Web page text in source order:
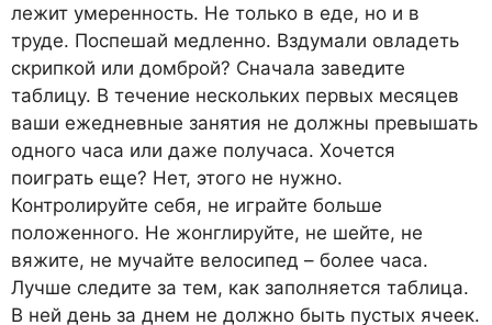
лежит умеренность. Не только в еде, но и в
труде. Поспешай медленно. Вздумали овладеть
скрипкой или домброй? Сначала заведите
таблицу. В течение нескольких первых месяцев
ваши ежедневные занятия не должны превышать
одного часа или даже получаса. Хочется
поиграть еще? Нет, этого не нужно.
Контролируйте себя, не играйте больше
положенного. Не жонглируйте, не шейте, не
вяжите, не мучайте велосипед – более часа.
Лучше следите за тем, как заполняется таблица.
В ней день за днем не должно быть пустых ячеек.